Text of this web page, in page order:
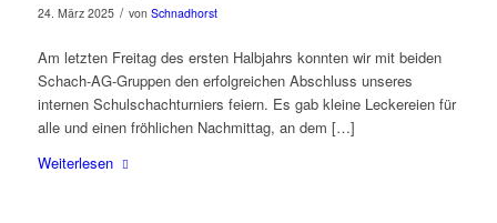
24. März 2025 / von Schnadhorst
Am letzten Freitag des ersten Halbjahrs konnten wir mit beiden
Schach-AG-Gruppen den erfolgreichen Abschluss unseres
internen Schulschachturniers feiern. Es gab kleine Leckereien für
alle und einen fröhlichen Nachmittag, an dem […]
Weiterlesen